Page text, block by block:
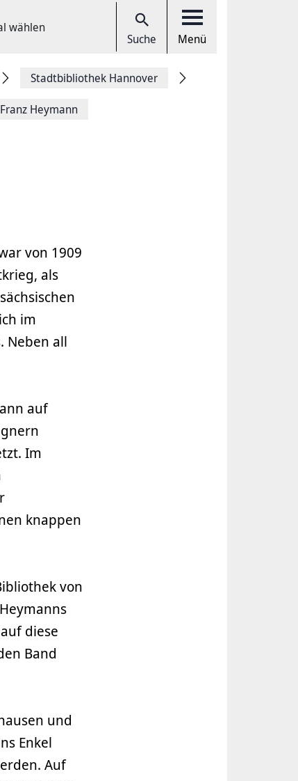
wählen
Suche Menü
Stadtbibliothek Hannover
Franz Heymann
von 1909
als
im
Neben all
auf
Im
knappen
von
diese
Band
und
Enkel
Auf